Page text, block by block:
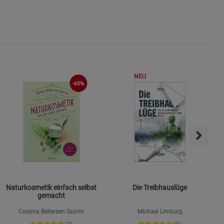
-65%
Naturkosmetik einfach selbst
gemacht
Cosima Bellersen Quirini
NEU
Die Treibhauslüge
Michael Limburg